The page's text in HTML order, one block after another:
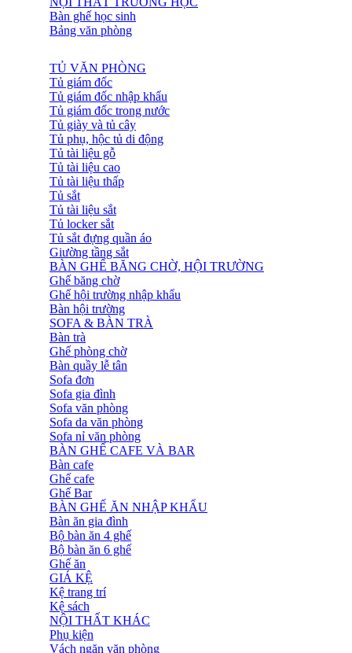
Bàn ghế học sinh
Bảng văn phòng
TỦ VĂN PHÒNG
Tủ giám đốc
Tủ giám đốc nhập khẩu
Tủ giám đốc trong nước
Tủ giày và tủ cây
Tủ phụ, hộc tủ di động
Tủ tài liệu gỗ
Tủ tài liệu cao
Tủ tài liệu thấp
Tủ sắt
Tủ tài liệu sắt
Tủ locker sắt
Tủ sắt đựng quần áo
Giường tầng sắt
BÀN GHẾ BĂNG CHỜ, HỘI TRƯỜNG
Ghế băng chờ
Ghế hội trường nhập khẩu
Bàn hội trường
SOFA & BÀN TRÀ
Bàn trà
Ghế phòng chờ
Bàn quầy lễ tân
Sofa đơn
Sofa gia đình
Sofa văn phòng
Sofa da văn phòng
Sofa nỉ văn phòng
BÀN GHẾ CAFE VÀ BAR
Bàn cafe
Ghế cafe
Ghế Bar
BÀN GHẾ ĂN NHẬP KHẨU
Bàn ăn gia đình
Bộ bàn ăn 4 ghế
Bộ bàn ăn 6 ghế
Ghế ăn
GIÁ KỆ
Kệ trang trí
Kệ sách
NỘI THẤT KHÁC
Phụ kiện
Vách ngăn văn phòng